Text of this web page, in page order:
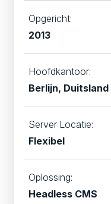
Opgericht:
2013
Hoofdkantoor:
Berlijn, Duitsland
Server Locatie:
Flexibel
Oplossing:
Headless CMS